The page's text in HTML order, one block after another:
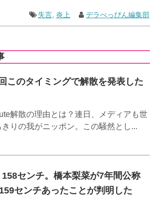
失言, 炎上 デラべっぴん編集部
このタイミングで解散を発表した
解散の理由とは？連日、メディアも世
りの我がニッポン。この騒然とし...
センチ。橋本梨菜が7年間公称
センチあったことが判明した